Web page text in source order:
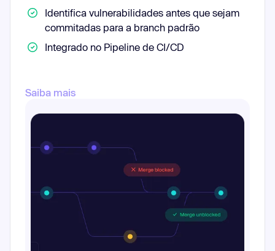
Identifica vulnerabilidades antes que sejam
commitadas para a branch padrão
Integrado no Pipeline de CI/CD
Saiba mais